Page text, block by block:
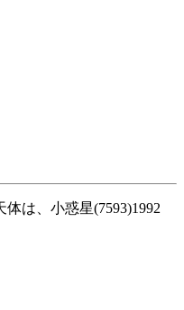
は、小惑星(7593)1992